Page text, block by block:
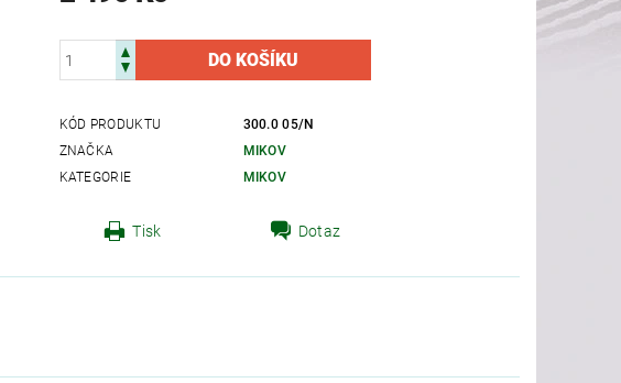
KÓD PRODUKTU
300.0 05/N
ZNAČKA
MIKOV
KATEGORIE
MIKOV
Tisk Dotaz